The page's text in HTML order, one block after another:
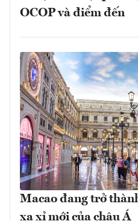
OCOP và điểm đến
Macao đang trở
xa xỉ mới của châu Á